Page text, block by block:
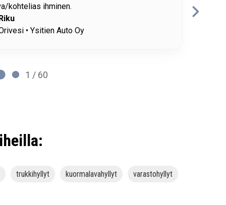
2 / 60
trukkihyllyt kuormalavahyllyt varastohyllyt